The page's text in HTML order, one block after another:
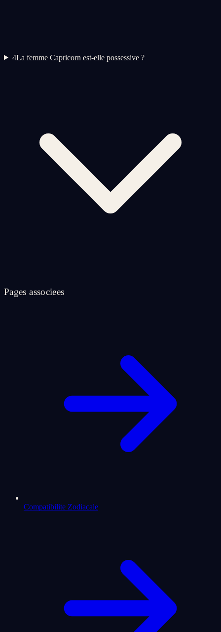
4La femme Capricorn est-elle possessive ?
Pages associees
Compatibilite Zodiacale